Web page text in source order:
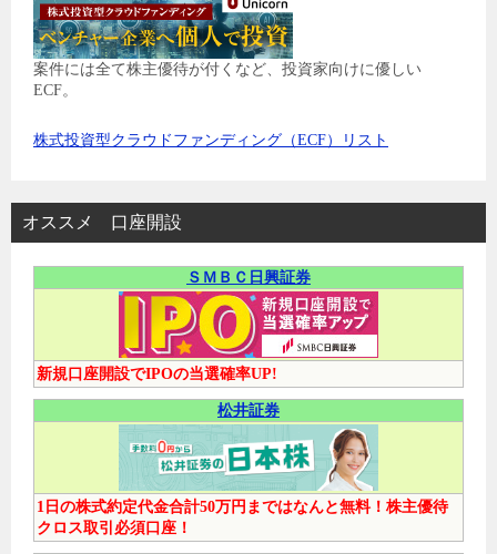
案件には全て株主優待が付くなど、投資家向けに優しい
ECF。
株式投資型クラウドファンディング（ECF）リスト
オススメ 口座開設
ＳＭＢＣ日興証券
新規口座開設でIPOの当選確率UP!
松井証券
1日の株式約定代金合計50万円まではなんと無料！株主優待
クロス取引必須口座！